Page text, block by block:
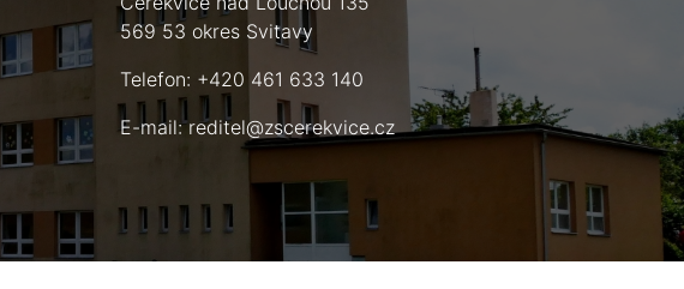
569 53 okres Svitavy
Telefon: +420 461 633 140
E-mail:reditel@zscerekvice.cz